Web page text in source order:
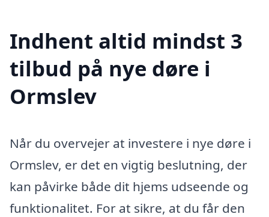
Indhent altid mindst 3
tilbud på nye døre i
Ormslev
Når du overvejer at investere i nye døre i
Ormslev, er det en vigtig beslutning, der
kan påvirke både dit hjems udseende og
funktionalitet. For at sikre, at du får den